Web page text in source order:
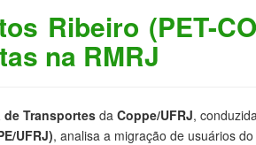
Ribeiro (PET-
na RMRJ
de Transportesda Coppe/UFRJ,
UFRJ), analisa a migração de usuários